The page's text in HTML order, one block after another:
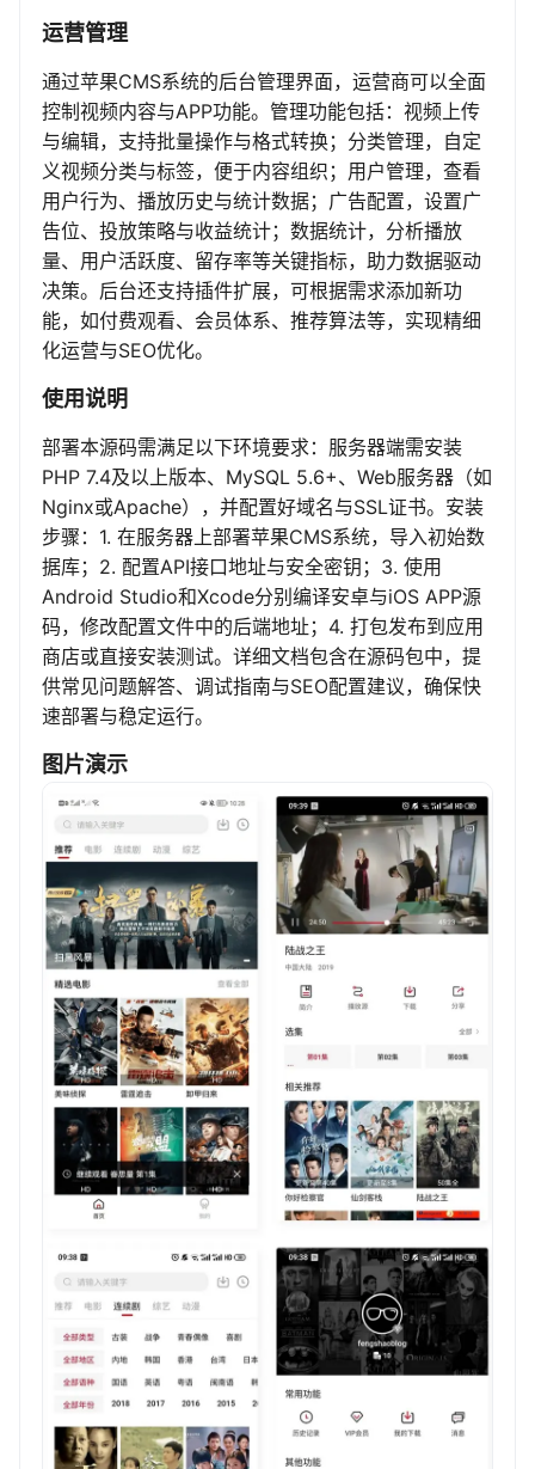
运营管理
通过苹果CMS系统的后台管理界面，运营商可以全面
控制视频内容与APP功能。管理功能包括：视频上传
与编辑，支持批量操作与格式转换；分类管理，自定
义视频分类与标签，便于内容组织；用户管理，查看
用户行为、播放历史与统计数据；广告配置，设置广
告位、投放策略与收益统计；数据统计，分析播放
量、用户活跃度、留存率等关键指标，助力数据驱动
决策。后台还支持插件扩展，可根据需求添加新功
能，如付费观看、会员体系、推荐算法等，实现精细
化运营与SEO优化。
使用说明
部署本源码需满足以下环境要求：服务器端需安装
PHP 7.4及以上版本、MySQL 5.6+、Web服务器（如
Nginx或Apache），并配置好域名与SSL证书。安装
步骤：1. 在服务器上部署苹果CMS系统，导入初始数
据库；2. 配置API接口地址与安全密钥；3. 使用
Android Studio和Xcode分别编译安卓与iOS APP源
码，修改配置文件中的后端地址；4. 打包发布到应用
商店或直接安装测试。详细文档包含在源码包中，提
供常见问题解答、调试指南与SEO配置建议，确保快
速部署与稳定运行。
图片演示